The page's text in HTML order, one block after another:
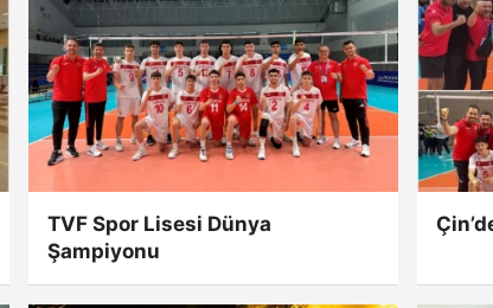
TVF Spor Lisesi Dünya
Şampiyonu